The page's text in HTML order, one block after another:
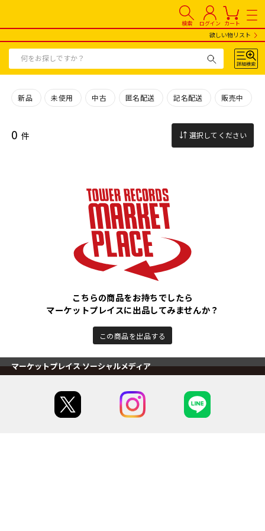
検索 ログイン カート
欲しい物リスト
新品 未使用 中古 匿名配送 記名配送 販売中
0 件 選択してください
こちらの商品をお持ちでしたら
マーケットプレイスに出品してみませんか？
この商品を出品する
マーケットプレイス ソーシャルメディア